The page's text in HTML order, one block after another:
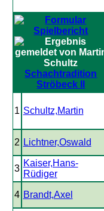
Schachtradition
Ströbeck II
1 Schultz,Martin
2 Lichtner,Oswald
3
Kaiser,Hans-
Rüdiger
4 Brandt,Axel